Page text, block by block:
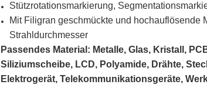
Stützrotationsmarkierung,
Mit Filigran geschmückte und
Strahldurchmesser
Passendes Material: Metalle, Glas, Kristall,
Siliziumscheibe, LCD, Polyamide, Drähte,
Elektrogerät, Telekommunikationsgeräte,